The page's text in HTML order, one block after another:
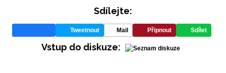
Přihlášením k newsletteru souhlasíte s
podmínkami společnosti BurdaMedia Extra s.r.o.a
potvrzujete, že jste se seznámili seZásadami
ochrany soukromí- BurdaMedia Extra s.r.o. bude s
Sdílejte:
Tweetnout Mail Připnout Sdílet
Vstup do diskuze: